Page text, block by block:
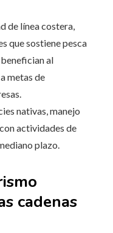
de línea costera,
que sostiene pesca
al
metas de
nativas, manejo
actividades de
plazo.
cadenas